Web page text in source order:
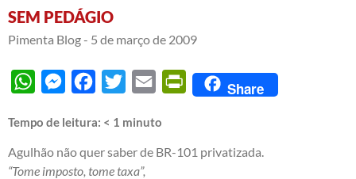
SEM PEDÁGIO
Pimenta Blog - 5 de março de 2009
WhatsAppMessengerFacebook
Twitter Email PrintFriendly
Share
Tempo de leitura: < 1 minuto
Agulhão não quer saber de BR-101 privatizada.
“Tome imposto, tome taxa”,